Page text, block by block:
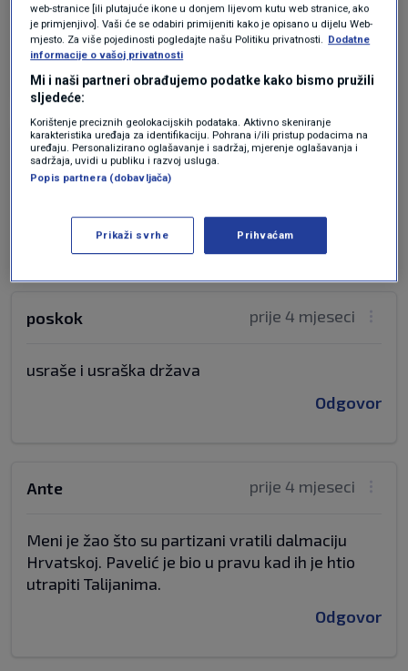
pa, dokle bre...
prije 4 mjeseci
poskok
prije 4 mjeseci
poskok
usraše i usraška država
Odgovor
prije 4 mjeseci
Ante
Meni je žao što su partizani vratili dalmaciju
Hrvatskoj. Pavelić je bio u pravu kad ih je htio
utrapiti Talijanima.
Odgovor
web-stranice [ili plutajuće ikone u donjem lijevom kutu web stranice, ako
je primjenjivo]. Vaši će se odabiri primijeniti kako je opisano u dijelu Web-
mjesto. Za više pojedinosti pogledajte našu Politiku privatnosti.
Dodatne
informacije o vašoj privatnosti
Mi i naši partneri obrađujemo podatke kako bismo pružili
sljedeće:
Korištenje preciznih geolokacijskih podataka. Aktivno skeniranje
karakteristika uređaja za identifikaciju. Pohrana i/ili pristup podacima na
uređaju. Personalizirano oglašavanje i sadržaj, mjerenje oglašavanja i
sadržaja, uvidi u publiku i razvoj usluga.
Popis partnera (dobavljača)
Prikaži svrhe Prihvaćam